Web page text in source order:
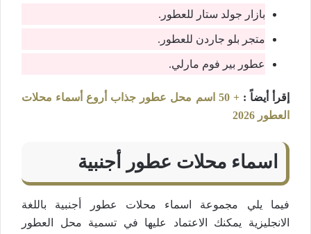
بازار جولد ستار للعطور.
متجر بلو جاردن للعطور.
عطور بير فوم مارلي.
إقرأ أيضاً :
+ 50 اسم محل عطور جذاب أروع أسماء محلات
العطور 2026
اسماء محلات عطور أجنبية
فيما يلي مجموعة اسماء محلات عطور أجنبية باللغة
الانجليزية يمكنك الاعتماد عليها في تسمية محل العطور